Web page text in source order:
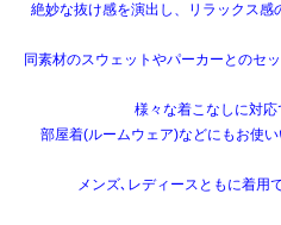
絶妙な抜け感を演出し、リラックス感
同素材のスウェットやパーカーとのセ
様々な着こなしに対応
部屋着(ルームウェア)などにもお使
メンズ､レディースともに着用